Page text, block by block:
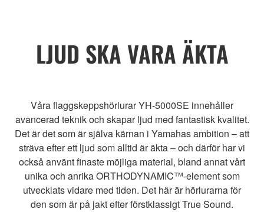
LJUD SKA VARA ÄKTA
Våra flaggskeppshörlurar YH-5000SE innehåller
avancerad teknik och skapar ljud med fantastisk kvalitet.
Det är det som är själva kärnan i Yamahas ambition – att
sträva efter ett ljud som alltid är äkta – och därför har vi
också använt finaste möjliga material, bland annat vårt
unika och anrika ORTHODYNAMIC™-element som
utvecklats vidare med tiden. Det här är hörlurarna för
den som är på jakt efter förstklassigt True Sound.